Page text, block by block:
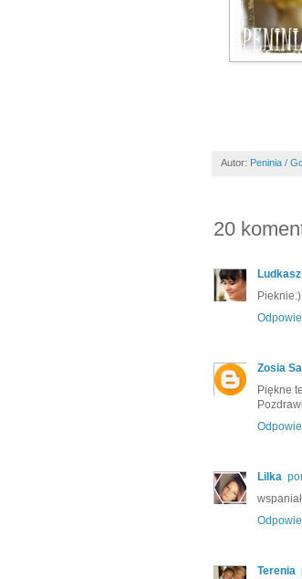
Autor: Peninia /
20
Ludkasz
Pieknie:)
Zosia
Piękne
Lilka
Terenia